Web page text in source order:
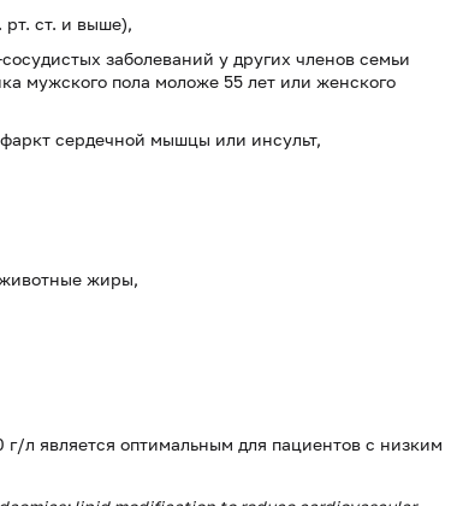
ст. и выше),
заболеваний у других членов семьи
мужского пола моложе 55 лет или женского
сердечной мышцы или инсульт,
жиры,
г/л является оптимальным для пациентов с низким